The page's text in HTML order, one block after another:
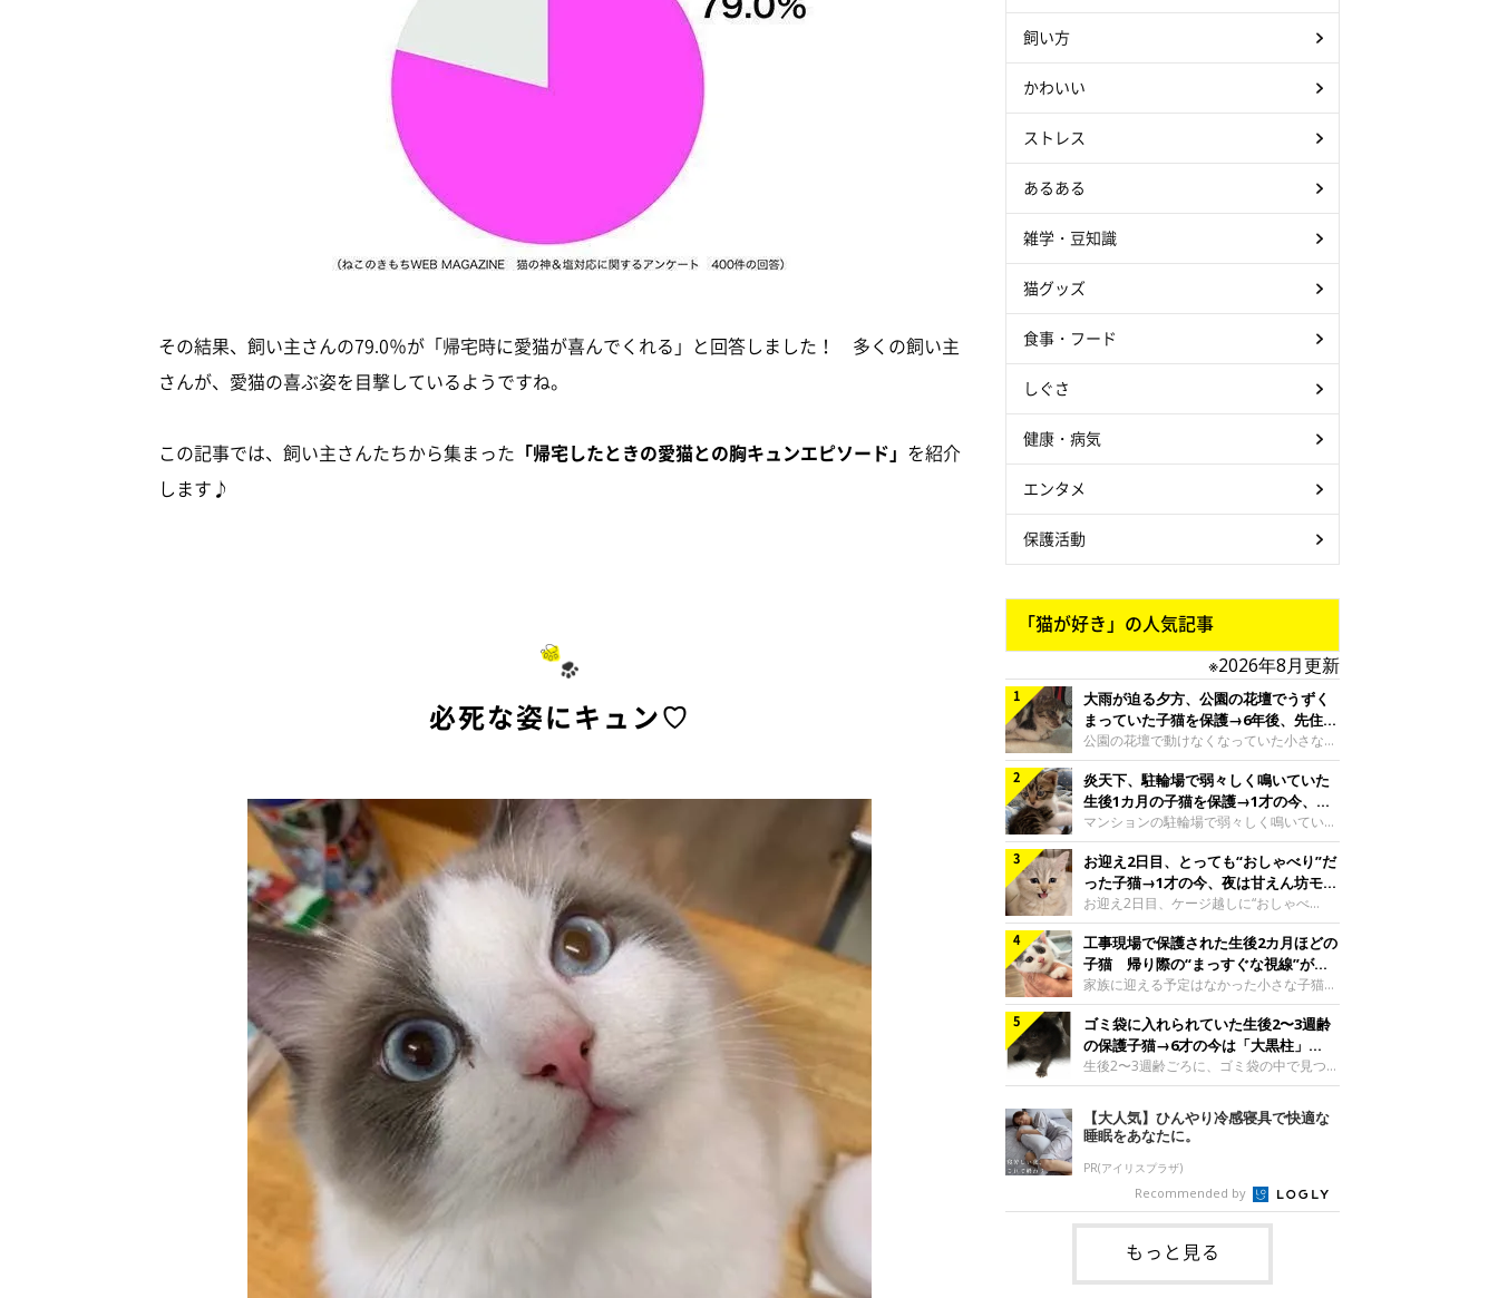
その結果、飼い主さんの79.0％が「帰宅時に愛猫が喜んでくれる」と回答しました！ 多くの飼い主
さんが、愛猫の喜ぶ姿を目撃しているようですね。
この記事では、飼い主さんたちから集まった 「帰宅したときの愛猫との胸キュンエピソード」 を紹介
します♪
必死な姿にキュン♡
飼い方
かわいい
ストレス
あるある
雑学・豆知識
猫グッズ
食事・フード
しぐさ
健康・病気
エンタメ
保護活動
「猫が好き」の人気記事
※2026年8月更新
大雨が迫る夕方、公園の花壇でうずく
まっていた子猫を保護→6年後、先住猫
と“姉妹”のような関係に
公園の花壇で動けなくなっていた小さな子
猫。家族に迎えられてから6年、先住猫と
の間には深い絆が育まれていました。保護
当時のティダちゃん。
@muumuu62197189紹介するのは、
X（旧Twitter）ユーザー
@muumuu62197189さんの愛猫・ティダ
ちゃん（取材時6才）の成長記録です。こ
ちらは、生後3カ月ごろのティダちゃん。
飼い主さんが出会ったのは、夜から大雨に
なると予報されていた日の夕方でした。花
壇で動けずにいた子猫保護したばかりのテ
ィダちゃん。@muumuu62197189飼い主
さんは、公園の
炎天下、駐輪場で弱々しく鳴いていた
生後1カ月の子猫を保護→1才の今、筋
肉質でツンデレなコに成長
マンションの駐輪場で弱々しく鳴いてい
た、生後1カ月ほどの子猫。家族に迎えら
れてから1年、体も行動も大きく成長しま
した。炎天下の駐輪場で鳴いていた小さな
子猫保護当時のモモちゃん。@Kingponzu
紹介するのは、X（旧Twitter）ユーザー
@Kingponzuさんの愛猫・モモちゃん（取
材時1才）の成長記録です。こちらは、モ
モちゃんが生後1カ月ごろに撮影された一
枚。飼い主さんの自宅マンションの駐輪場
で鳴いていたところを保護された当時の姿
です。子猫時代のモモちゃん。
@Kingponzuその日は気温が35℃を
お迎え2日目、とっても“おしゃべり”だ
った子猫→1才の今、夜は甘えん坊モー
ドになるコに成長！
お迎え2日目、ケージ越しに“おしゃべ
り”する姿を見せていた子猫。1才になった
今も見せる愛らしい姿にキュンとします。
お迎え2日目、ケージ越しに何かを伝える
ももちゃん“おしゃべり”なももちゃん。
@poocoonyan紹介するのは、Instagram
ユーザー@poocoonyanさんの愛猫・もも
ちゃん（取材時1才／マンチカン）です。
こちらの動画は、ももちゃんが生後2カ月
を過ぎたころ、お迎え2日目に撮影された
ため、当時はケージの中で過ごしていまし
た。鳴いてアピールするももち
工事現場で保護された生後2カ月ほどの
子猫 帰り際の“まっすぐな視線”が忘
れられず、家族の一員に
家族に迎える予定はなかった小さな子猫。
帰り際に見せた姿が、飼い主さんの心に残
りました。保護当時の夏目ちゃん。
@shibainu_rintaro紹介するのは、
Instagramユーザー@shibainu_rintaroさ
んの愛猫・夏目（なつめ）ちゃん（取材時
3才）。工事現場で親猫とはぐれたとみら
れ、保護された当時は生後2カ月ほどだっ
たといいます。新しい飼い主を探すつもり
が……保護されてケージに入っている夏目
ちゃん。@shibainu_rintaro夏目ちゃんを
保護したのは、以前、飼い主さんの愛猫・
ちくわく
ゴミ袋に入れられていた生後2〜3週齢
の保護子猫→6才の今は「大黒柱」
に！ 美しい黒猫に成長した姿にグッ
とくる
生後2〜3週齢ごろに、ゴミ袋の中で見つか
った小さな命。ミルクから育てられたその
子猫は今、家族に欠かせない存在へと成長
しました。ゴミ袋の中で見つかった、ミニ
モグラのような子猫よちよち歩きをしてい
たころの、生後2〜3週齢ごろのドンちゃ
ん。@doddou_1今回紹介するのは、
X（旧Twitter）ユーザー@doddou_1さん
の愛猫・ドンちゃん（取材時、推定6才／
本名：ドミトリー・ドンスコイ）。ドンち
ゃんは、保護猫でした。ドンちゃんが見つ
かったのは、飼い主さんの姉の勤め先の敷
【大人気】ひんやり冷感寝具で快適な
睡眠をあなたに。
PR(アイリスプラザ)
Recommended by
もっと見る